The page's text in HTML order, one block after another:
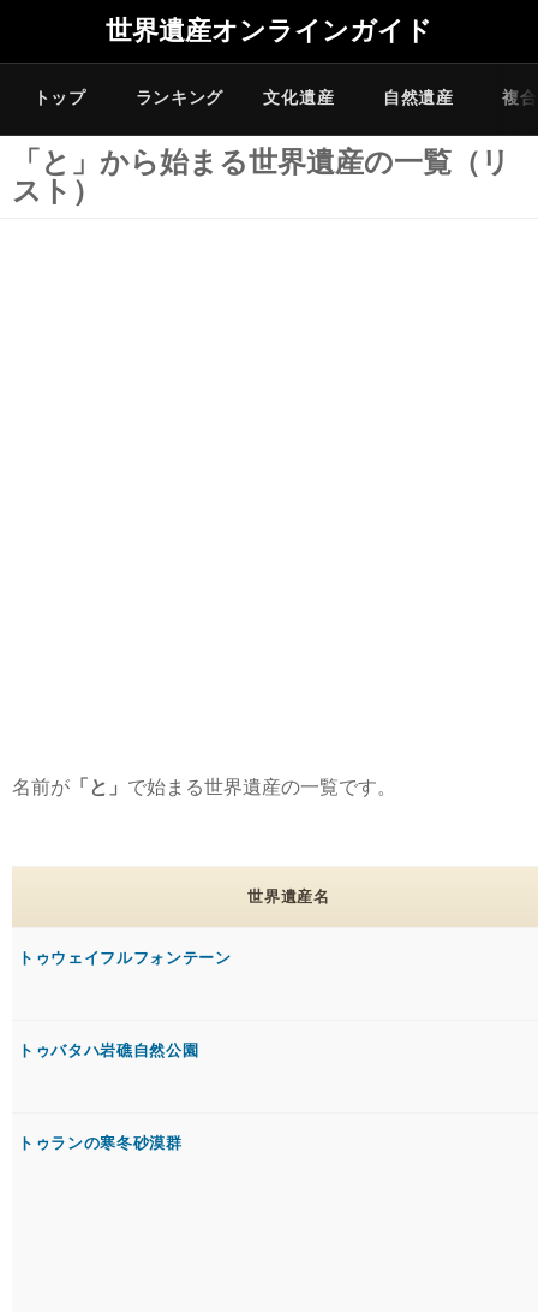
世界遺産オンラインガイド
トップ ランキング 文化遺産 自然遺産 複
「と」から始まる世界遺産の一覧（リ
スト）
名前が 「と」 で始まる世界遺産の一覧です。
世界遺産名
トゥウェイフルフォンテーン
トゥバタハ岩礁自然公園
トゥランの寒冬砂漠群